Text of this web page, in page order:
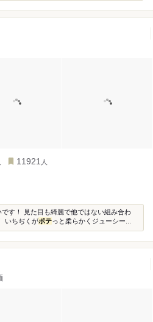
11921 人
です！ 見た目も綺麗で他ではない組み合わ
いちぢくがポテっと柔らかくジューシー...